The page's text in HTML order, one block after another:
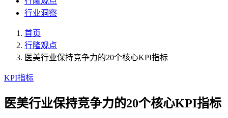
行业洞察
首页
行隆观点
医美行业保持竞争力的20个核心KPI指标
KPI指标
医美行业保持竞争力的20个核心KPI指标